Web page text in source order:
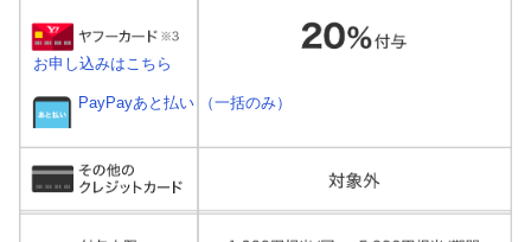
お申し込みはこちら
PayPayあと払い （一括のみ）